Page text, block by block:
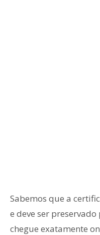
Sabemos que a
e deve ser
chegue exatamente